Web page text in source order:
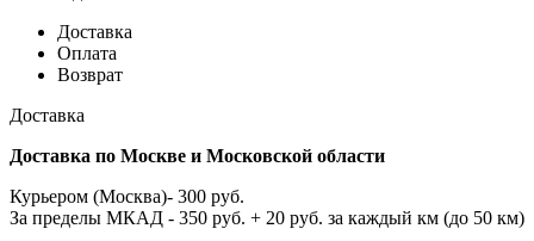
Доставка
Оплата
Возврат
Доставка
Доставка по Москве и Московской области
Курьером (Москва)- 300 руб.
За пределы МКАД - 350 руб. + 20 руб. за каждый км (до 50 км)